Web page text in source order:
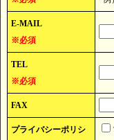
E-MAIL
※必須
TEL
※必須
FAX
プライバシーポリシ